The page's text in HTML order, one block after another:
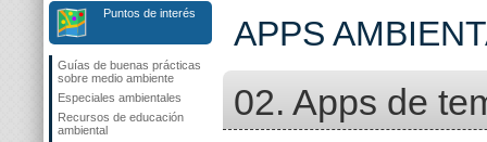
Puntos de interés
Guías de buenas prácticas
sobre medio ambiente
Especiales ambientales
Recursos de educación
ambiental
APPS
02. Apps de